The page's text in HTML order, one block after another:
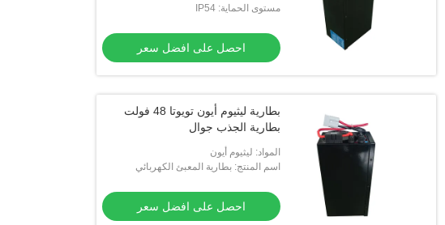
مستوى الحماية: IP54
احصل على افضل سعر
بطارية ليثيوم أيون تويوتا 48 فولت
بطارية الجذب جوال
المواد: ليثيوم أيون
اسم المنتج: بطارية المعبئ الكهربائي
احصل على افضل سعر